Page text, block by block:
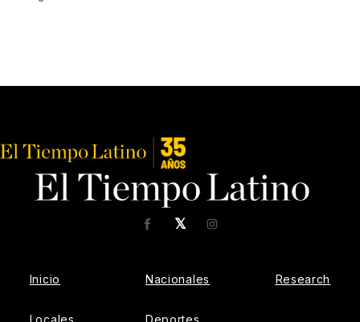
𝕏
FacebookInstagram
Inicio
Locales
Nacionales
Deportes
Research